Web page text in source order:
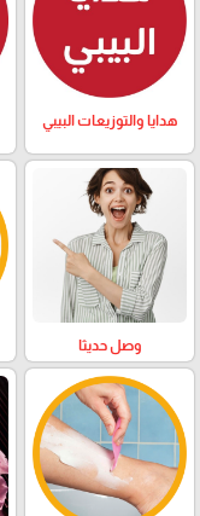
هدايا والتوزيعات البيبي
وصل حديثا